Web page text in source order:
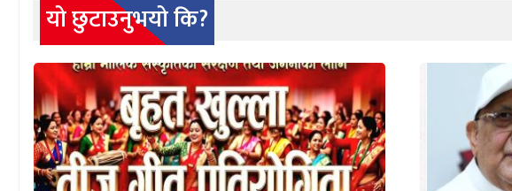
यो छुटाउनुभयो कि?